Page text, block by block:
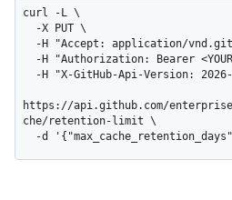
curl -L \
https://api.github.com/
che/retention-limit \
-d